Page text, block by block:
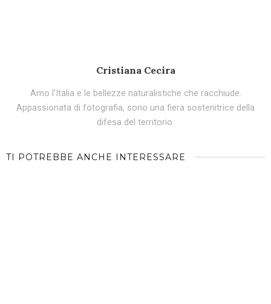
Cristiana Cecira
Amo l'Italia e le bellezze naturalistiche che racchiude.
Appassionata di fotografia, sono una fiera sostenitrice della
difesa del territorio.
TI POTREBBE ANCHE INTERESSARE